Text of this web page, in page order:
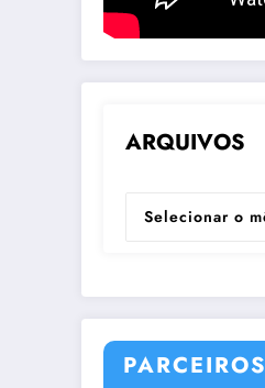
ARQUIVOS
ARQUIVOS
PARCEIROS